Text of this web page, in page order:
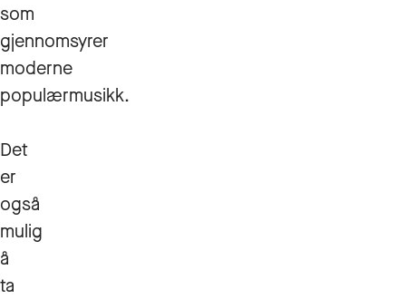
som
gjennomsyrer
moderne
populærmusikk.
Det
er
også
mulig
å
ta